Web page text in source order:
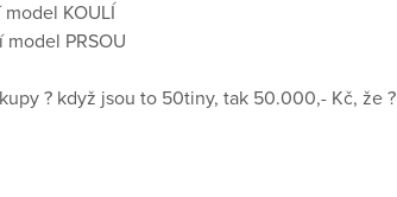
KOULÍ
PRSOU
? když jsou to 50tiny, tak 50.000,- Kč, že ?